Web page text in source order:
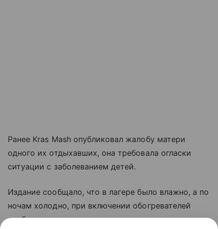
Ранее Kras Mash опубликовал жалобу матери
одного их отдыхавших, она требовала огласки
ситуации с заболеванием детей.
Издание сообщало, что в лагере было влажно, а по
ночам холодно, при включении обогревателей
срабатывала пожарная сигнализация.